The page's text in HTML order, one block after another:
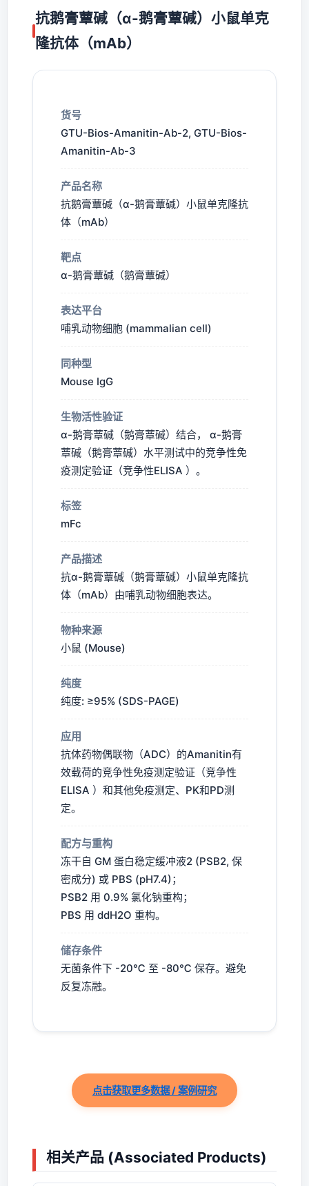
抗鹅膏蕈碱（α-鹅膏蕈碱）小鼠单克
隆抗体（mAb）
货号
GTU-Bios-Amanitin-Ab-2, GTU-Bios-
Amanitin-Ab-3
产品名称
抗鹅膏蕈碱（α-鹅膏蕈碱）小鼠单克隆抗
体（mAb）
靶点
α-鹅膏蕈碱（鹅膏蕈碱）
表达平台
哺乳动物细胞 (mammalian cell)
同种型
Mouse IgG
生物活性验证
α-鹅膏蕈碱（鹅膏蕈碱）结合， α-鹅膏
蕈碱（鹅膏蕈碱）水平测试中的竞争性免
疫测定验证（竞争性ELISA ）。
标签
mFc
产品描述
抗α-鹅膏蕈碱（鹅膏蕈碱）小鼠单克隆抗
体（mAb）由哺乳动物细胞表达。
物种来源
小鼠 (Mouse)
纯度
纯度: ≥95% (SDS-PAGE)
应用
抗体药物偶联物（ADC）的Amanitin有
效载荷的竞争性免疫测定验证（竞争性
ELISA ）和其他免疫测定、PK和PD测
定。
配方与重构
冻干自 GM 蛋白稳定缓冲液2 (PSB2, 保
密成分) 或 PBS (pH7.4)；
PSB2 用 0.9% 氯化钠重构；
PBS 用 ddH2O 重构。
储存条件
无菌条件下 -20℃ 至 -80℃ 保存。避免
反复冻融。
点击获取更多数据 / 案例研究
相关产品 (Associated Products)